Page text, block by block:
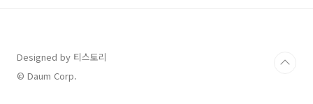
Designed by 티스토리
© Daum Corp.